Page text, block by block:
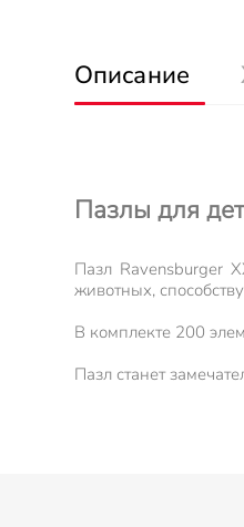
Описание
Пазлы для
Пазл Ravensburger
животных,
В комплекте 200
Пазл станет